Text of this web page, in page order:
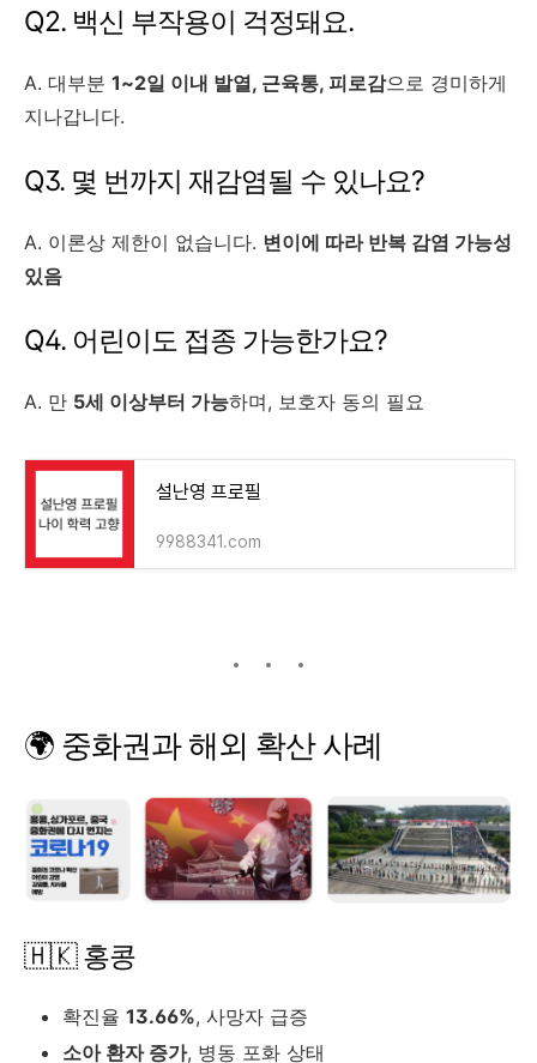
Q2. 백신 부작용이 걱정돼요.
A. 대부분 1~2일 이내 발열, 근육통, 피로감으로 경미하게
지나갑니다.
Q3. 몇 번까지 재감염될 수 있나요?
A. 이론상 제한이 없습니다. 변이에 따라 반복 감염 가능성
있음
Q4. 어린이도 접종 가능한가요?
A. 만 5세 이상부터 가능하며, 보호자 동의 필요
설난영 프로필
9988341.com
🌍 중화권과 해외 확산 사례
🇭🇰 홍콩
확진율 13.66%, 사망자 급증
소아 환자 증가, 병동 포화 상태